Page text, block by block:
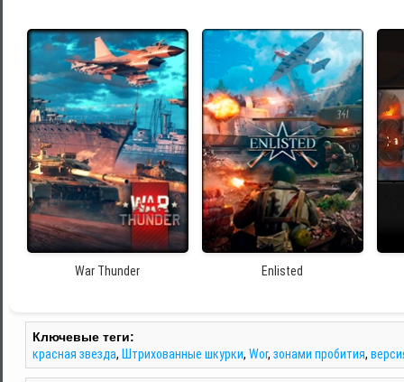
War Thunder Enlisted
Ключевые теги:
красная звезда, Штрихованные шкурки, Wor, зонами пробития,